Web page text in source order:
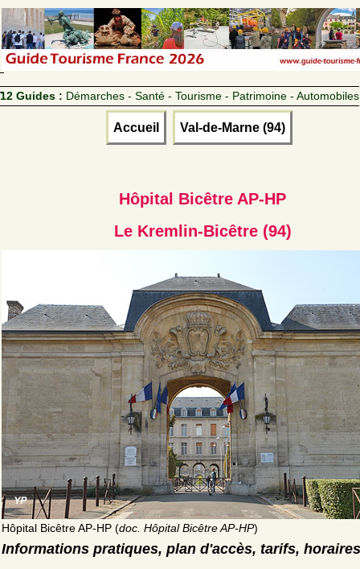
12 Guides : Démarches - Santé - Tourisme - Patrimoine - Automobiles
Accueil Val-de-Marne (94)
Hôpital Bicêtre AP-HP
Le Kremlin-Bicêtre (94)
Hôpital Bicêtre AP-HP (doc. Hôpital Bicêtre AP-HP)
Informations pratiques, plan d'accès, tarifs, horaires